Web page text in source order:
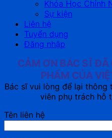
Khóa Học Chỉnh
Sự kiện
Liên hệ
Tuyển dụng
Đăng nhập
CẢM ƠN BÁC SĨ ĐÃ
PHẨM CỦA
Bác sĩ vui lòng để lại thông
viên phụ trách hỗ
Tên liên hệ